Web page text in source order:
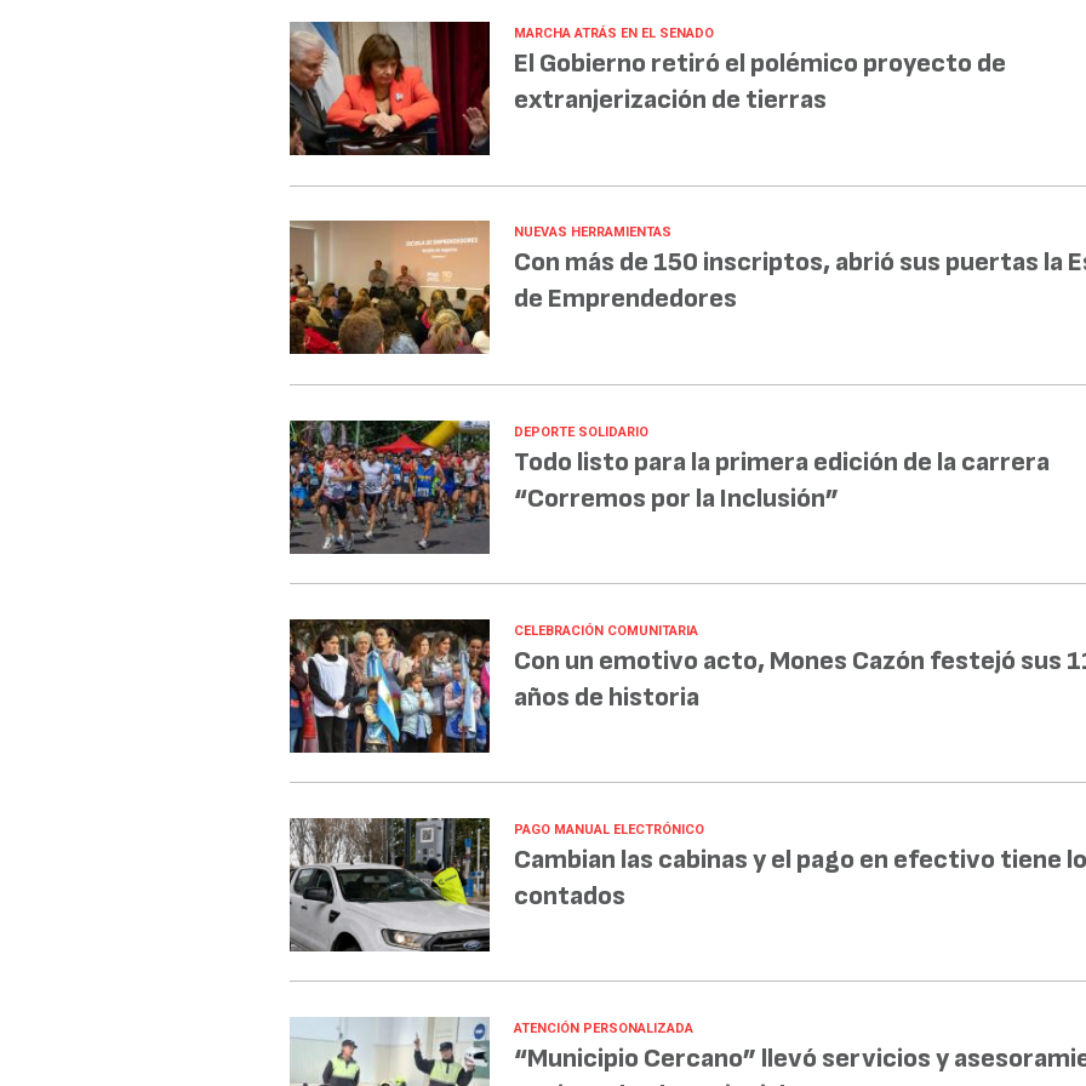
MARCHA ATRÁS EN EL SENADO
El Gobierno retiró el polémico proyecto de
extranjerización de tierras
NUEVAS HERRAMIENTAS
Con más de 150 inscriptos, abrió sus puertas la
de Emprendedores
DEPORTE SOLIDARIO
Todo listo para la primera edición de la carrera
“Corremos por la Inclusión”
CELEBRACIÓN COMUNITARIA
Con un emotivo acto, Mones Cazón festejó sus
años de historia
PAGO MANUAL ELECTRÓNICO
Cambian las cabinas y el pago en efectivo tiene
contados
ATENCIÓN PERSONALIZADA
“Municipio Cercano” llevó servicios y